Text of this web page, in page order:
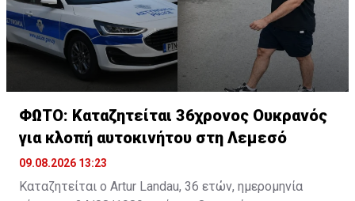
ΦΩΤΟ: Καταζητείται 36χρονος Ουκρανός
για κλοπή αυτοκινήτου στη Λεμεσό
09.08.2026 13:23
Καταζητείται ο Artur Landau, 36 ετών, ημερομηνία